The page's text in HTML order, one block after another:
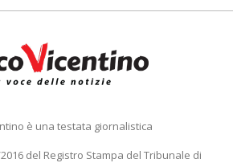
è una testata giornalistica
del Registro Stampa del Tribunale di